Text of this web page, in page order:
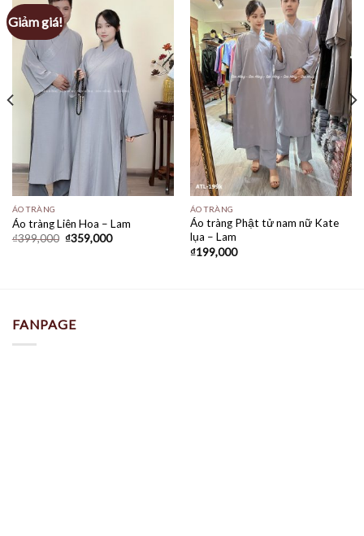
Giảm giá!
ÁO TRÀNG
Áo tràng Liên Hoa – Lam
₫399,000 Giá
₫359,000Giá
ÁO TRÀNG
Áo tràng Phật tử nam nữ Kate
lụa – Lam
₫199,000
FANPAGE